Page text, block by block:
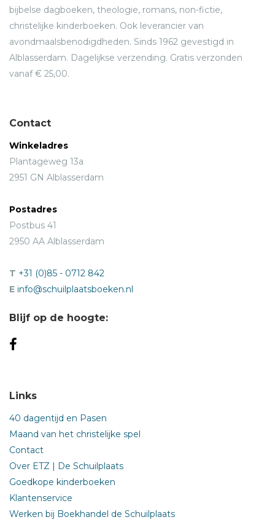
bijbelse dagboeken, theologie, romans, non-fictie,
christelijke kinderboeken. Ook leverancier van
avondmaalsbenodigdheden. Sinds 1962 gevestigd in
Alblasserdam. Dagelijkse verzending. Gratis verzonden
vanaf € 25,00.
Contact
Winkeladres
Plantageweg 13a
2951 GN Alblasserdam
Postadres
Postbus 41
2950 AA Alblasserdam
T +31 (0)85 - 0712 842
E info@schuilplaatsboeken.nl
Blijf op de hoogte:
Links
40 dagentijd en Pasen
Maand van het christelijke spel
Contact
Over ETZ | De Schuilplaats
Goedkope kinderboeken
Klantenservice
Werken bij Boekhandel de Schuilplaats